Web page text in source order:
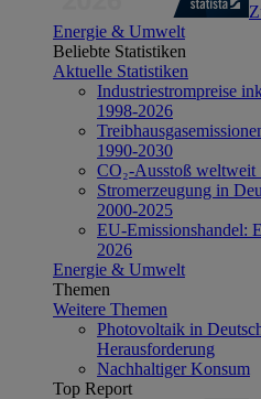
Energie & Umwelt
Beliebte Statistiken
Aktuelle Statistiken
Industriestrompreise
1998-2026
1990-2030
CO₂-Ausstoß weltweit
Stromerzeugung in
2000-2025
EU-Emissionshandel:
2026
Energie & Umwelt
Themen
Weitere Themen
Photovoltaik in
Herausforderung
Nachhaltiger Konsum
Top Report